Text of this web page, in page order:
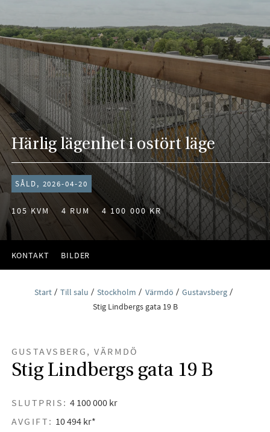
Härlig lägenhet i ostört läge
SÅLD, 2026-04-20
105 KVM 4 RUM 4 100 000 KR
KONTAKT BILDER
Start Till salu Stockholm Värmdö
Gustavsberg
Stig Lindbergs gata 19 B
GUSTAVSBERG, VÄRMDÖ
Stig Lindbergs gata 19 B
SLUTPRIS: 4 100 000 kr
AVGIFT: 10 494 kr*